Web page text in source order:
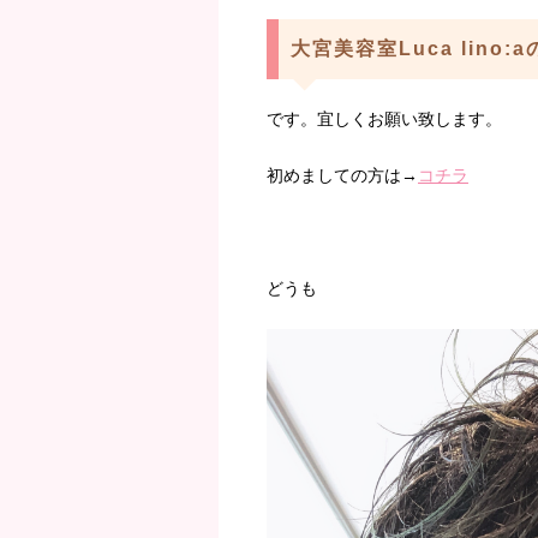
大宮美容室Luca lino:a
です。宜しくお願い致します。
初めましての方は→ コチラ
どうも